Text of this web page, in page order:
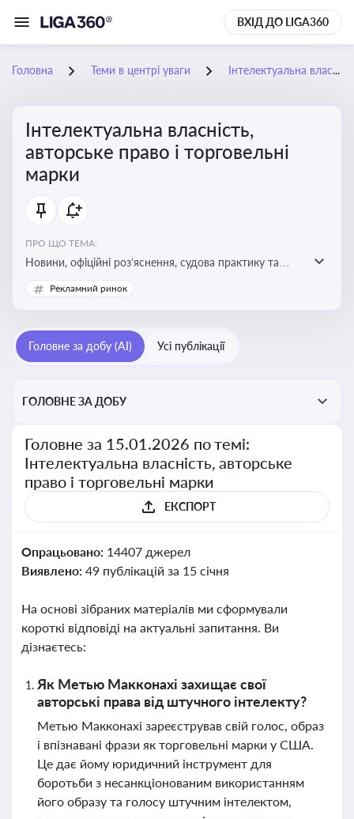
ВХІД ДО LIGA360
Головна Теми в центрі уваги Інтелектуальна власність, авторське право і торговельні марки
Інтелектуальна власність,
авторське право і торговельні
марки
ПРО ЩО ТЕМА:
Новини, офіційні роз’яснення, судова практику та
експертні матеріали, що стосуються авторського
права, реєстрації та захисту торговельних марок,
власності, а також змін у законодавстві у цій сфері
Рекламний ринок
Головне за добу (AI) Усі публікації
ГОЛОВНЕ ЗА ДОБУ
Головне за 15.01.2026 по темі:
Інтелектуальна власність, авторське
право і торговельні марки
ЕКСПОРТ
Опрацьовано: 14407 джерел
Виявлено: 49 публікацій за 15 січня
На основі зібраних матеріалів ми сформували
короткі відповіді на актуальні запитання. Ви
дізнаєтесь:
Як Метью Макконахі захищає свої
авторські права від штучного інтелекту?
Метью Макконахі зареєстрував свій голос, образ
і впізнавані фрази як торговельні марки у США.
Це дає йому юридичний інструмент для
боротьби з несанкціонованим використанням
його образу та голосу штучним інтелектом,